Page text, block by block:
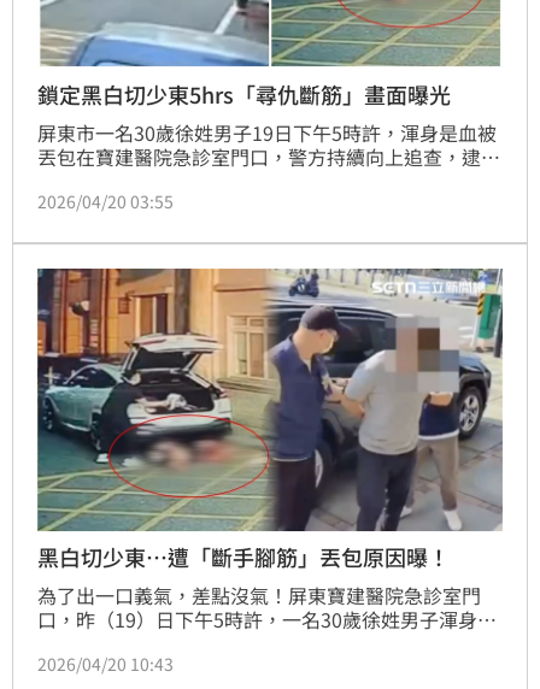
鎖定黑白切少東5hrs「尋仇斷筋」畫面曝光
屏東市一名30歲徐姓男子19日下午5時許，渾身是血被
丟包在寶建醫院急診室門口，警方持續向上追查，逮捕
黑白切店少東，疑似替小弟討公道，反而被私刑處理，
現，立即開車把人撞倒強押上車，驚悚當街擄人畫面曝
光。
2026/04/20 03:55
黑白切少東…遭「斷手腳筋」丟包原因曝！
為了出一口義氣，差點沒氣！屏東寶建醫院急診室門
口，昨（19）日下午5時許，一名30歲徐姓男子渾身是
傷大量滲血，手腳筋全斷。經了解，徐男是夜市知名黑
2026/04/20 10:43